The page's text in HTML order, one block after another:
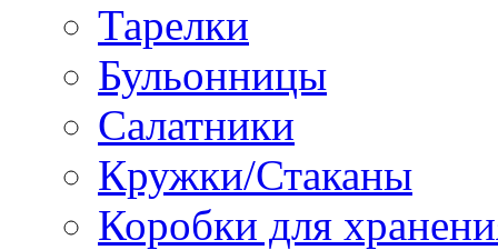
Тарелки
Бульонницы
Салатники
Кружки/Стаканы
Коробки для